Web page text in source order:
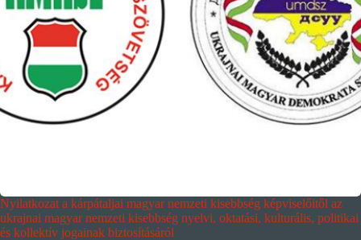
Nyilatkozat a kárpátaljai magyar nemzeti kisebbség képviselőitől az
ukrajnai magyar nemzeti kisebbség nyelvi, oktatási, kulturális, politikai
és kollektív jogainak biztosításáról